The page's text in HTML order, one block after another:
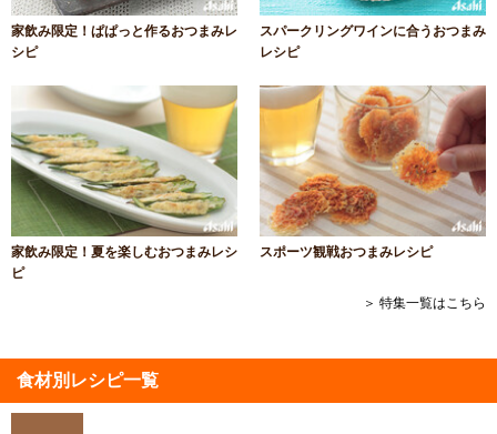
家飲み限定！ぱぱっと作るおつまみレ
シピ
スパークリングワインに合うおつまみ
レシピ
家飲み限定！夏を楽しむおつまみレシ
ピ
スポーツ観戦おつまみレシピ
＞ 特集一覧はこちら
食材別レシピ一覧